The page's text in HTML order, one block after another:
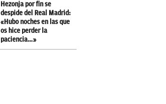
Hezonja por fin se
despide del Real Madrid:
«Hubo noches en las que
os hice perder la
paciencia…»